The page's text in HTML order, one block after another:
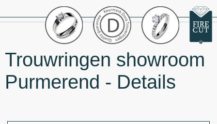
Trouwringen showroom
Purmerend - Details